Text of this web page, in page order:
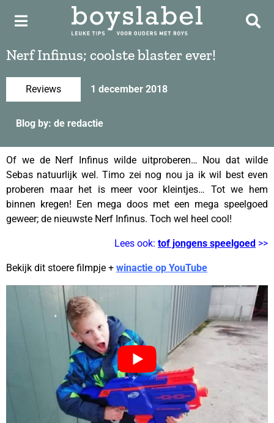
Nerf Infinus; coolste blaster ever!
Reviews 1 december 2018
Blog by: de redactie
Of we de Nerf Infinus wilde uitproberen… Nou dat wilde
Sebas natuurlijk wel. Timo zei nog nou ja ik wil best even
proberen maar het is meer voor kleintjes… Tot we hem
binnen kregen! Een mega doos met een mega speelgoed
geweer; de nieuwste Nerf Infinus. Toch wel heel cool!
Lees ook: tof jongens speelgoed >>
Bekijk dit stoere filmpje + winactie op YouTube